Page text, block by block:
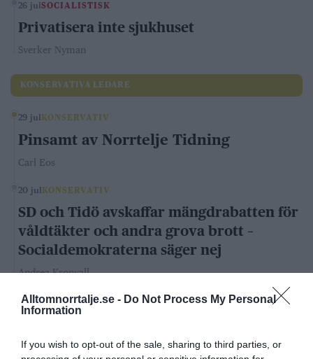
Alltomnorrtalje.se - Do Not Process My Personal
Information
If you wish to opt-out of the sale, sharing to third parties, or
26 julSOCIALISTISK
Privatisera inte sjukhuset
Sverker Nyman
KONSERVATIVA LEDARE
29 jul KONSERVATIV
Pinsamt av Norrtelje Tidning
Carl Eos
20 jul KONSERVATIV
SD och Tidö avskaffar mängdrabatten för
våldtäkter och andra grova brott –
Socialdemokraterna säger nej
Andrea Kronvall
LIBERALA LEDARE
4 aug LIBERAL